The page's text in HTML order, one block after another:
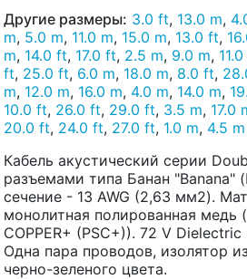
Другие размеры: 3.0 ft, 13.0 m,
m, 5.0 m, 11.0 m, 15.0 m, 13.0 ft,
m, 14.0 ft, 17.0 ft, 2.5 m, 9.0 m,
ft, 25.0 ft, 6.0 m, 18.0 m, 8.0 ft,
m, 12.0 m, 16.0 m, 4.0 m, 14.0 m,
10.0 ft, 26.0 ft, 29.0 ft, 3.5 m, 17.0
20.0 ft, 24.0 ft, 27.0 ft, 1.0 m, 4.5 m
Кабель акустический серии
разъемами типа Банан "Banana"
сечение - 13 AWG (2,63 мм2).
монолитная полированная медь
COPPER+ (PSC+)). 72 V
Одна пара проводов, изолятор
черно-зеленого цвета.